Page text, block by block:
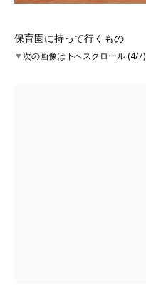
保育園に持って行くもの
▼次の画像は下へスクロール (4/7)